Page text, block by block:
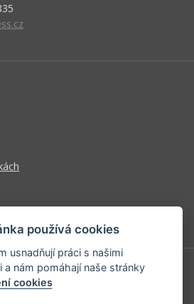
používá cookies
usnadňují práci s našimi
nám pomáhají naše stránky
cookies